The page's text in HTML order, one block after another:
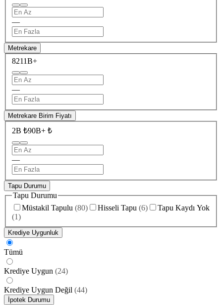
—
Metrekare
8211B+
—
Metrekare Birim Fiyatı
2B ₺90B+ ₺
—
Tapu Durumu
Tapu Durumu
Müstakil Tapulu (80) Hisseli Tapu (6)
Tapu Kaydı Yok
(1)
Krediye Uygunluk
Tümü
Krediye Uygun (24)
Krediye Uygun Değil (44)
İpotek Durumu